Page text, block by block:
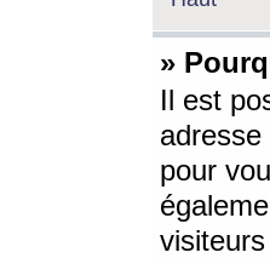
»
Il est
adresse
pour